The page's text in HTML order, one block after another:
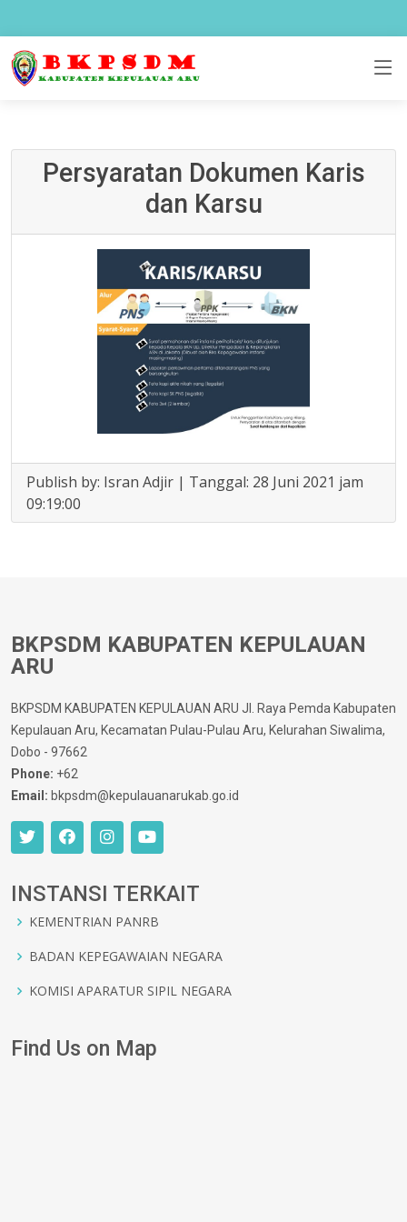
Persyaratan Dokumen Karis
dan Karsu
Publish by: Isran Adjir | Tanggal: 28 Juni 2021 jam
09:19:00
BKPSDM KABUPATEN KEPULAUAN
ARU
BKPSDM KABUPATEN KEPULAUAN ARU Jl. Raya Pemda Kabupaten
Kepulauan Aru, Kecamatan Pulau-Pulau Aru, Kelurahan Siwalima,
Dobo - 97662
Phone: +62
Email: bkpsdm@kepulauanarukab.go.id
INSTANSI TERKAIT
KEMENTRIAN PANRB
BADAN KEPEGAWAIAN NEGARA
KOMISI APARATUR SIPIL NEGARA
Find Us on Map